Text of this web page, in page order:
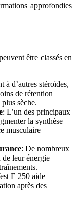
approfondies
être classés en
à d’autres stéroïdes,
de rétention
sèche.
: L’un des principaux
la synthèse
musculaire
: De nombreux
leur énergie
E 250 aide
après des